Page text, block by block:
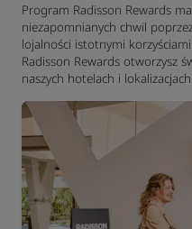
Program Radisson Rewards
niezapomnianych chwil
lojalności istotnymi
Radisson Rewards otworzysz
naszych hotelach i lokalizacjach.